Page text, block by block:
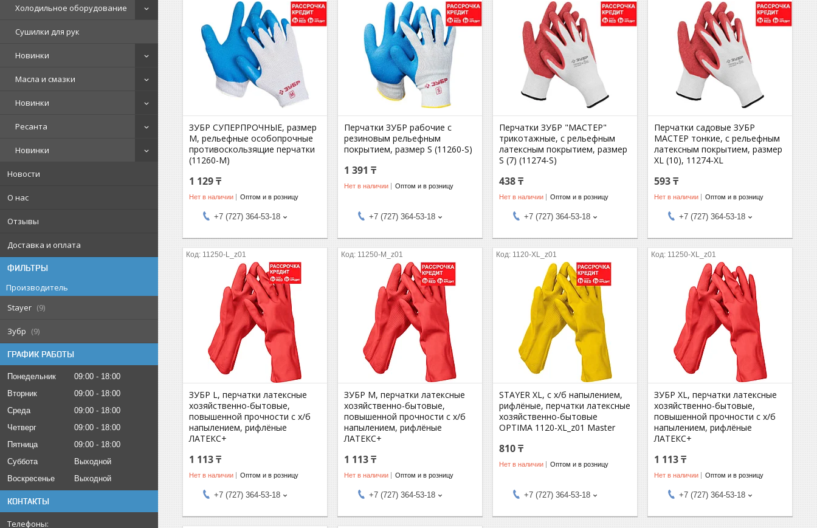
Холодильное оборудование
Сушилки для рук
Новинки
Масла и смазки
Новинки
Ресанта
Новинки
Новости
О нас
Отзывы
Доставка и оплата
ФИЛЬТРЫ
Производитель
Stayer
9
Зубр 9
ГРАФИК РАБОТЫ
Понедельник 09:00
18:00
Вторник
09:00
18:00
Среда
09:00
18:00
Четверг
09:00
18:00
Пятница
09:00
18:00
Суббота
Выходной
Воскресенье
Выходной
КОНТАКТЫ
ЗУБР СУПЕРПРОЧНЫЕ, размер
M, рельефные особопрочные
противоскользящие перчатки
(11260-M)
1 129 ₸
Нет в наличии Оптом и в розницу
+7 (727) 364-53-18
Перчатки ЗУБР рабочие с
резиновым рельефным
покрытием, размер S (11260-S)
1 391 ₸
Нет в наличии Оптом и в розницу
+7 (727) 364-53-18
Перчатки ЗУБР "МАСТЕР"
трикотажные, с рельефным
латексным покрытием, размер
S (7) (11274-S)
438 ₸
Нет в наличии Оптом и в розницу
+7 (727) 364-53-18
Перчатки садовые ЗУБР
МАСТЕР тонкие, с рельефным
латексным покрытием, размер
XL (10), 11274-XL
593 ₸
Нет в наличии Оптом и в розницу
+7 (727) 364-53-18
11250-L_z01
ЗУБР L, перчатки латексные
хозяйственно-бытовые,
повышенной прочности с х/б
напылением, рифлёные
ЛАТЕКС+
1 113 ₸
Нет в наличии Оптом и в розницу
+7 (727) 364-53-18
11250-M_z01
ЗУБР M, перчатки латексные
хозяйственно-бытовые,
повышенной прочности с х/б
напылением, рифлёные
ЛАТЕКС+
1 113 ₸
Нет в наличии Оптом и в розницу
+7 (727) 364-53-18
1120-XL_z01
STAYER XL, с х/б напылением,
рифлёные, перчатки латексные
хозяйственно-бытовые
OPTIMA 1120-XL_z01 Master
810 ₸
Нет в наличии Оптом и в розницу
+7 (727) 364-53-18
11250-XL_z01
ЗУБР XL, перчатки латексные
хозяйственно-бытовые,
повышенной прочности с х/б
напылением, рифлёные
ЛАТЕКС+
1 113 ₸
Нет в наличии Оптом и в розницу
+7 (727) 364-53-18